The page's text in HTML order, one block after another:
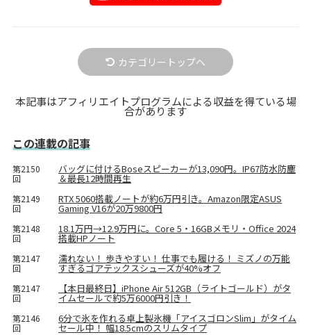
カテゴリートップへ
本記事はアフィリエイトプログラムによる収益を得ている場
合があります
この連載の記事
第2150
回
バッグに付けるBoseスピーカーが13,090円。IP67防水防塵
＆最長12時間再生
第2149
回
RTX 5060搭載ノートが約6万円引き。Amazon限定ASUS
Gaming V16が20万9800円
第2148
回
18.1万円→12.9万円に。Core 5・16GBメモリ・Office 2024
搭載HPノート
第2147
回
濡れない！ 歩きやすい！ 仕事でも履ける！ ミズノの万能
すぎるゴアテックスシューズが40%オフ
第2147
回
【本日最終日】iPhone Air 512GB（ライトゴールド）がタ
イムセールで約5万6000円引き！
第2146
回
6分で氷を作れる卓上製氷機「アイスゴロンSlim」がタイム
セール中！ 幅18.5cmのスリムタイプ